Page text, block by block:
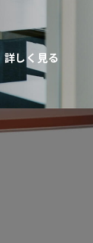
詳しく見る